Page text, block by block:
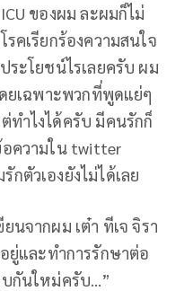
ของผม ละผมก็ไม่
คเรียกร้องความสนใจ
ระโยชน์ไรเลยครับ ผม
ยเฉพาะพวกที่พูดแย่ๆ
ทำไงได้ครับ มีคนรักก็
ความใน twitter
ตัวเองยังไม่ได้เลย
นจากผม เต๋า ทีเจ จิรา
ยู่และทำการรักษาต่อ
กันใหม่ครับ…”